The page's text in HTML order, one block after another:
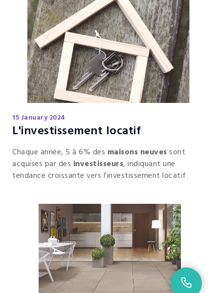
15 January 2024
L'investissement locatif
Chaque année, 5 à 6% des maisons neuvessont
acquises par des investisseurs, indiquant une
tendance croissante vers l'investissement locatif.